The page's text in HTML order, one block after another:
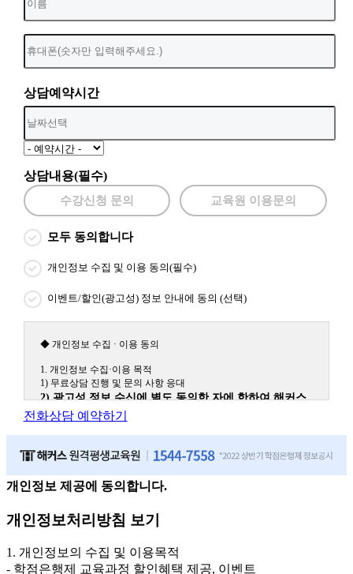
상담예약시간
상담내용(필수)
수강신청 문의 교육원 이용문의
모두 동의합니다
개인정보 수집 및 이용 동의(필수)
이벤트/할인(광고성) 정보 안내에 동의 (선택)
◆ 개인정보 수집 · 이용 동의
1. 개인정보 수집·이용 목적
1) 무료상담 진행 및 문의 사항 응대
2) 광고성 정보 수신에 별도 동의한 자에 한하여 해커스
원격평생교육원을 비롯한 해커스 교육그룹의 새로운 서
(해커스교육그룹: 해커스인강, 해커스프랩, 해커스톡, 해커스중국
원, 해커스경찰, 해커스소방, 해커스공인중개사, 해커스주택관리
사, 해커스편입 등)
2. 개인정보 수집·이용 항목: 이름, 휴대폰번호
3. 개인정보 보유/이용 기간: 법령상 정하는 경우를 제외
하고는 회원탈퇴 시까지 이용 및 보관합니다. 단, 비회원
전화상담 예약하기
개인정보 제공에 동의합니다.
개인정보처리방침 보기
1. 개인정보의 수집 및 이용목적
- 학점은행제 교육과정 할인혜택 제공, 이벤트